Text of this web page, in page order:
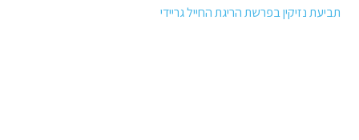
תביעת נזיקין בפרשת הריגת החייל גריידי